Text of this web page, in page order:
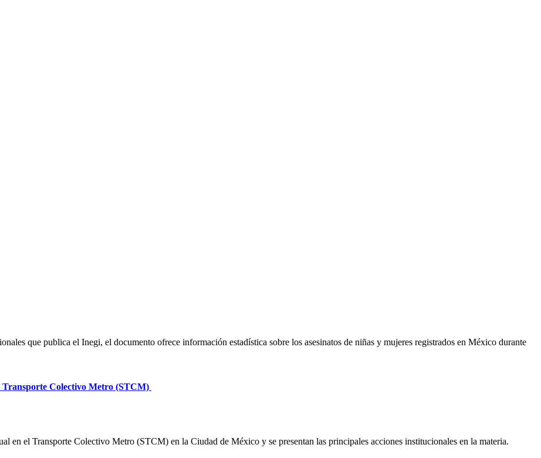
que publica el Inegi, el documento ofrece información estadística sobre los asesinatos de niñas y mujeres registrados en México durante
Transporte Colectivo Metro (STCM)
en el Transporte Colectivo Metro (STCM) en la Ciudad de México y se presentan las principales acciones institucionales en la materia.